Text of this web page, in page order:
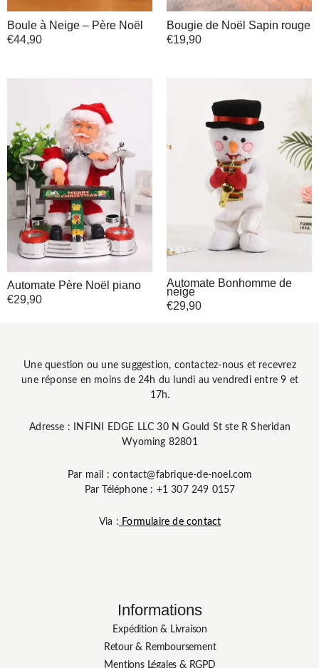
Boule à Neige – Père Noël
€44,90
Bougie de Noël Sapin rouge
€19,90
Automate Père Noël piano
€29,90
Automate Bonhomme de
neige
€29,90
Une question ou une suggestion, contactez-nous et recevrez
une réponse en moins de 24h du lundi au vendredi entre 9 et
17h.
Adresse : INFINI EDGE LLC 30 N Gould St ste R Sheridan
Wyoming 82801
Par mail : contact@fabrique-de-noel.com
Par Téléphone : +1 307 249 0157
Via : Formulaire de contact
Informations
Expédition & Livraison
Retour & Remboursement
Mentions Légales & RGPD